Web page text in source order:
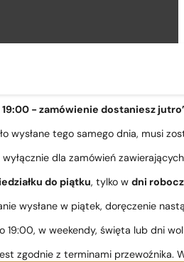
19:00 - zamówienie dostaniesz
wysłane tego samego dnia, musi
wyłącznie dla zamówień
do piątku, tylko w dni
wysłane w piątek, doręczenie
19:00, w weekendy, święta lub dni
zgodnie z terminami przewoźnika.